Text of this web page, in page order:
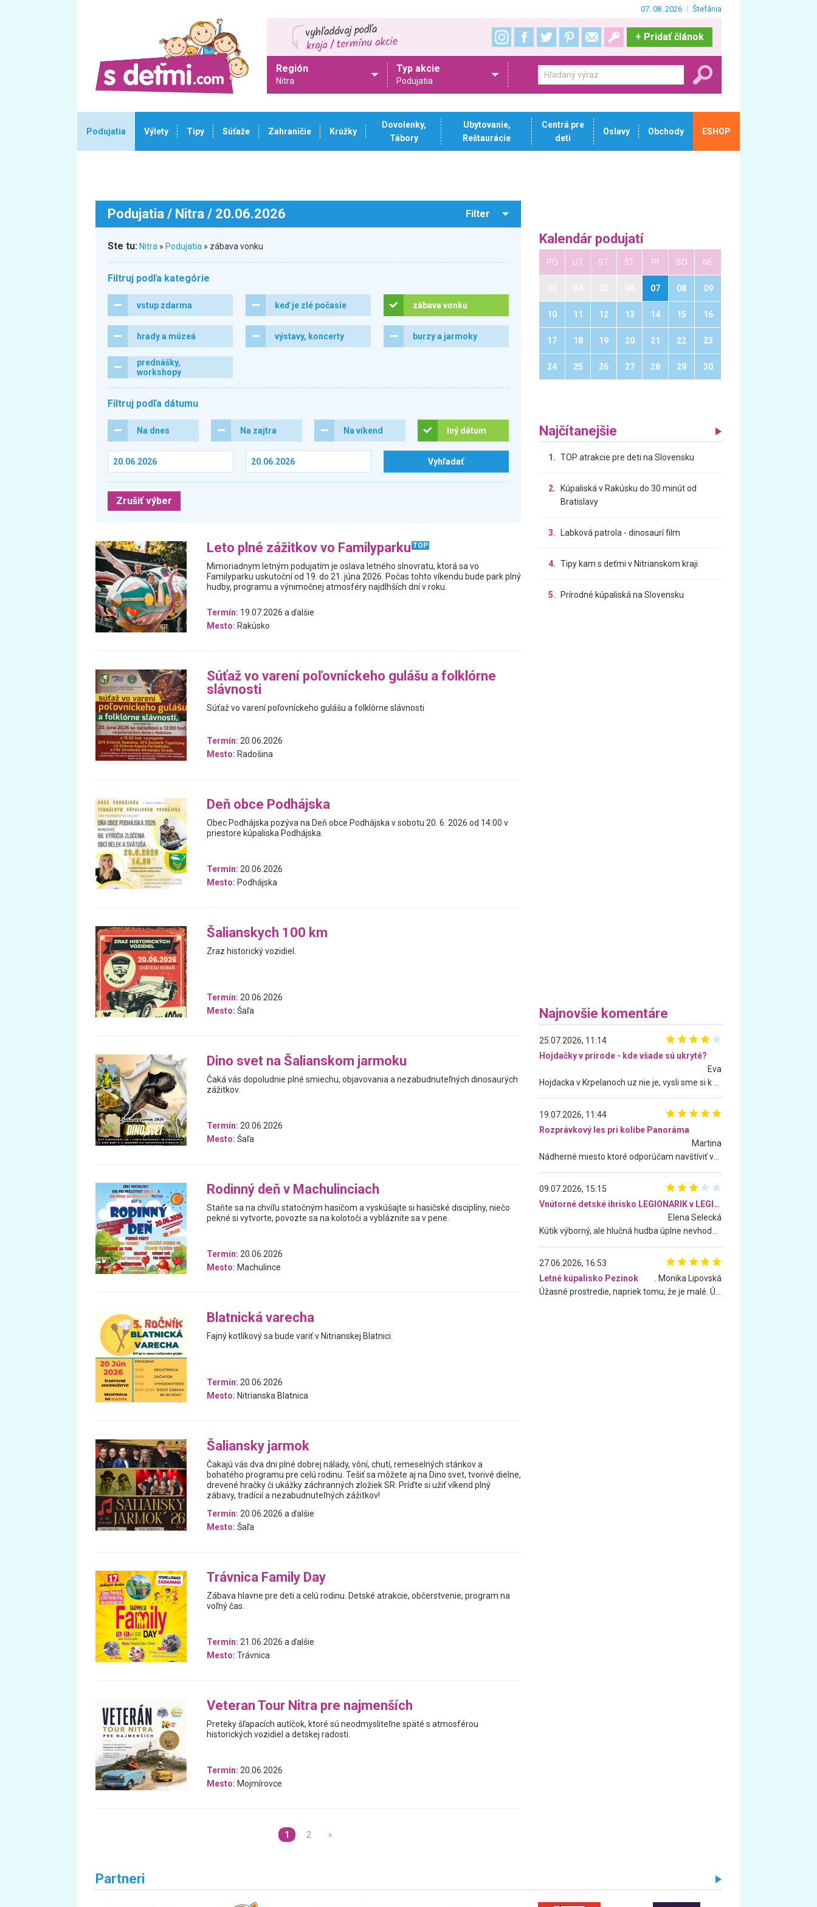
07. 08. 2026 Štefánia
+ Pridať článok
Región
Nitra
Typ akcie
Podujatia
Podujatia Výlety Tipy Súťaže Zahraničie Krúžky
Dovolenky,
Tábory
Ubytovanie,
Reštaurácie
Centrá pre
deti
Oslavy Obchody ESHOP
Podujatia / Nitra / 20.06.2026 Filter
Ste tu: Nitra » Podujatia » zábava vonku
Filtruj podľa kategórie
vstup zdarma keď je zlé počasie zábava vonku
hrady a múzeá výstavy, koncerty burzy a jarmoky
prednášky,
workshopy
Filtruj podľa dátumu
Na dnes Na zajtra Na víkend Iný dátum
Zrušiť výber
Leto plné zážitkov vo Familyparku TOP
Mimoriadnym letným podujatím je oslava letného slnovratu, ktorá sa vo
Familyparku uskutoční od 19. do 21. júna 2026. Počas tohto víkendu bude park plný
hudby, programu a výnimočnej atmosféry najdlhších dní v roku.
Termín: 19.07.2026 a ďalšie
Mesto: Rakúsko
Súťaž vo varení poľovníckeho gulášu a folklórne
slávnosti
Súťaž vo varení poľovníckeho gulášu a folklórne slávnosti
Termín: 20.06.2026
Mesto: Radošina
Deň obce Podhájska
Obec Podhájska pozýva na Deň obce Podhájska v sobotu 20. 6. 2026 od 14:00 v
priestore kúpaliska Podhájska.
Termín: 20.06.2026
Mesto: Podhájska
Šalianskych 100 km
Zraz historický vozidiel.
Termín: 20.06.2026
Mesto: Šaľa
Dino svet na Šalianskom jarmoku
Čaká vás dopoludnie plné smiechu, objavovania a nezabudnuteľných dinosaurých
zážitkov.
Termín: 20.06.2026
Mesto: Šaľa
Rodinný deň v Machulinciach
Staňte sa na chvíľu statočným hasičom a vyskúšajte si hasičské disciplíny, niečo
pekné si vytvorte, povozte sa na kolotoči a vybláznite sa v pene.
Termín: 20.06.2026
Mesto: Machulince
Blatnická varecha
Fajný kotlíkový sa bude variť v Nitrianskej Blatnici.
Termín: 20.06.2026
Mesto: Nitrianska Blatnica
Šaliansky jarmok
Čakajú vás dva dni plné dobrej nálady, vôní, chutí, remeselných stánkov a
bohatého programu pre celú rodinu. Tešiť sa môžete aj na Dino svet, tvorivé dielne,
drevené hračky či ukážky záchranných zložiek SR. Príďte si užiť víkend plný
zábavy, tradícií a nezabudnuteľných zážitkov!
Termín: 20.06.2026 a ďalšie
Mesto: Šaľa
Trávnica Family Day
Zábava hlavne pre deti a celú rodinu. Detské atrakcie, občerstvenie, program na
voľný čas.
Termín: 21.06.2026 a ďalšie
Mesto: Trávnica
Veteran Tour Nitra pre najmenších
Preteky šľapacích autíčok, ktoré sú neodmysliteľne späté s atmosférou
historických vozidiel a detskej radosti.
Termín: 20.06.2026
Mesto: Mojmírovce
1 2 »
Kalendár podujatí
PO UT ST ŠT PI SO NE
07 08 09
10 11 12 13 14 15 16
17 18 19 20 21 22 23
24 25 26 27 28 29 30
Najčítanejšie
1. TOP atrakcie pre deti na Slovensku
2.
Kúpaliská v Rakúsku do 30 minút od
Bratislavy
3. Labková patrola - dinosaurí film
4. Tipy kam s deťmi v Nitrianskom kraji
5. Prírodné kúpaliská na Slovensku
Najnovšie komentáre
25.07.2026, 11:14
Hojdačky v prírode - kde všade sú ukryté?
Eva
19.07.2026, 11:44
Rozprávkový les pri kolibe Panoráma
Martina
09.07.2026, 15:15
Vnútorné detské ihrisko LEGIONARIK v LEGIA Fitness
Elena Selecká
27.06.2026, 16:53
Letné kúpalisko Pezinok
. Monika Lipovská
Partneri